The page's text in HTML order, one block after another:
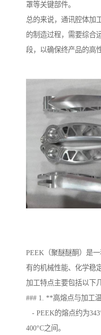
罩等关键部件。
总的来说，通讯腔体加
的制造过程，需要综合
段，以确保终产品的高
PEEK（聚醚醚酮）是
有的机械性能、化学稳
加工特点主要包括以下
### 1. **高熔点与加工
- PEEK的熔点约为
400°C之间。